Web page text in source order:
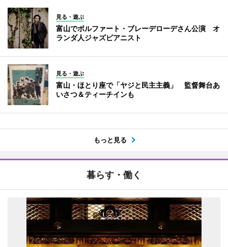
見る・遊ぶ
富山でボルファート・ブレーデローデさん公演 オ
ランダ人ジャズピアニスト
見る・遊ぶ
富山・ほとり座で「ヤジと民主主義」 監督舞台あ
いさつ＆ティーチインも
もっと見る
暮らす・働く